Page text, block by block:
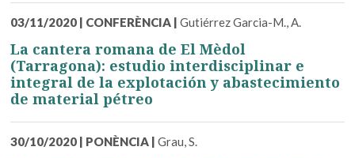
03/11/2020 | CONFERÈNCIA | Gutiérrez Garcia-M., A.
La cantera romana de El Mèdol
(Tarragona): estudio interdisciplinar e
integral de la explotación y abastecimiento
de material pétreo
30/10/2020 | PONÈNCIA | Grau, S.